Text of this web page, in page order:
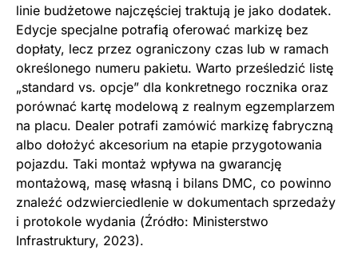
linie budżetowe najczęściej traktują je jako dodatek.
Edycje specjalne potrafią oferować markizę bez
dopłaty, lecz przez ograniczony czas lub w ramach
określonego numeru pakietu. Warto prześledzić listę
„standard vs. opcje” dla konkretnego rocznika oraz
porównać kartę modelową z realnym egzemplarzem
na placu. Dealer potrafi zamówić markizę fabryczną
albo dołożyć akcesorium na etapie przygotowania
pojazdu. Taki montaż wpływa na gwarancję
montażową, masę własną i bilans DMC, co powinno
znaleźć odzwierciedlenie w dokumentach sprzedaży
i protokole wydania (Źródło: Ministerstwo
Infrastruktury, 2023).